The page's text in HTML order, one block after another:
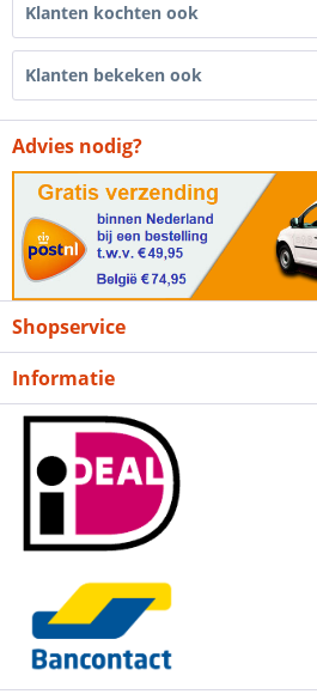
Klanten kochten ook
Klanten bekeken ook
Advies nodig?
Shopservice
Informatie